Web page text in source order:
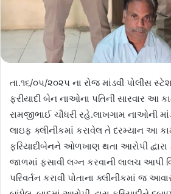
તા.૧૬/૦૫/૨૦૨૫ ના રોજ માંડવી પોલીસ
ફરીયાદી બેન નાઓના પતિની સારવાર આ
રામજીભાઈ ચૌધરી રહે.લાખગામ નાઓની
લાઇફ ક્લીનીકમાં કરાવેલ તે દરમ્યાન આ
ફરિયાદીબેનને ઓળખાણ થતા આરોપી દ્વારા
જાળમાં ફસાવી લગ્ન કરવાની લાલચ આપી
પરિવર્તન કરાવી પોતાના ક્લીનીકમાં જ